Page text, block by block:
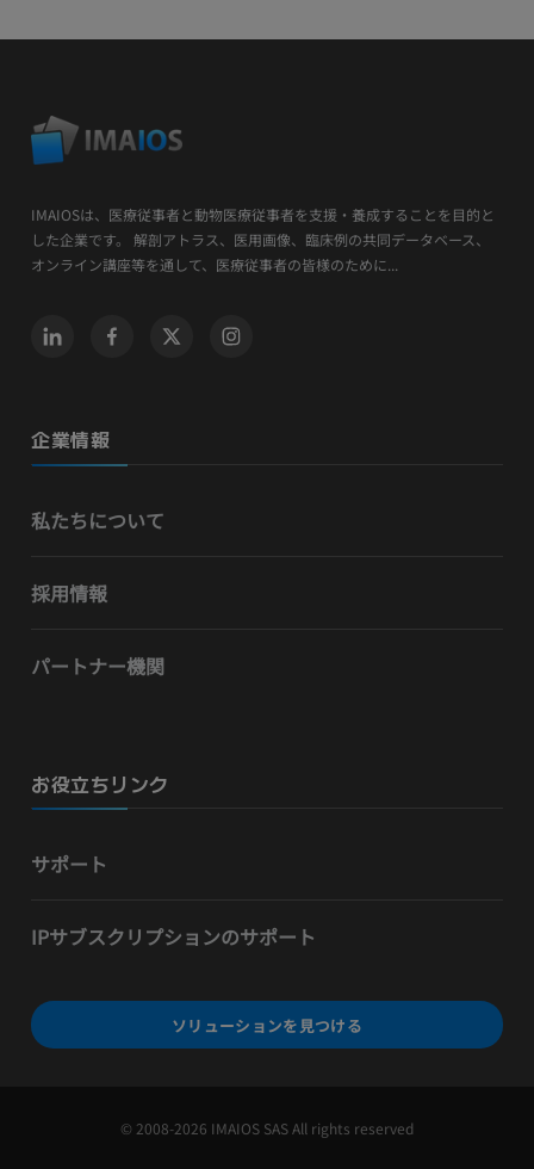
IMAIOSは、医療従事者と動物医療従事者を支援・養成することを目的と
した企業です。 解剖アトラス、医用画像、臨床例の共同データベース、
オンライン講座等を通して、医療従事者の皆様のために...
企業情報
私たちについて
採用情報
パートナー機関
お役立ちリンク
サポート
IPサブスクリプションのサポート
ソリューションを見つける
© 2008-2026 IMAIOS SAS All rights reserved